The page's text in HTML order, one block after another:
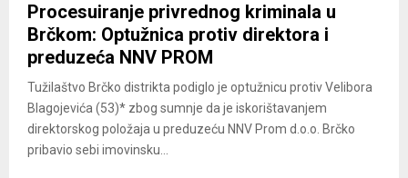
Procesuiranje privrednog kriminala u
Brčkom: Optužnica protiv direktora i
preduzeća NNV PROM
Tužilaštvo Brčko distrikta podiglo je optužnicu protiv Velibora
Blagojevića (53)* zbog sumnje da je iskorištavanjem
direktorskog položaja u preduzeću NNV Prom d.o.o. Brčko
pribavio sebi imovinsku...